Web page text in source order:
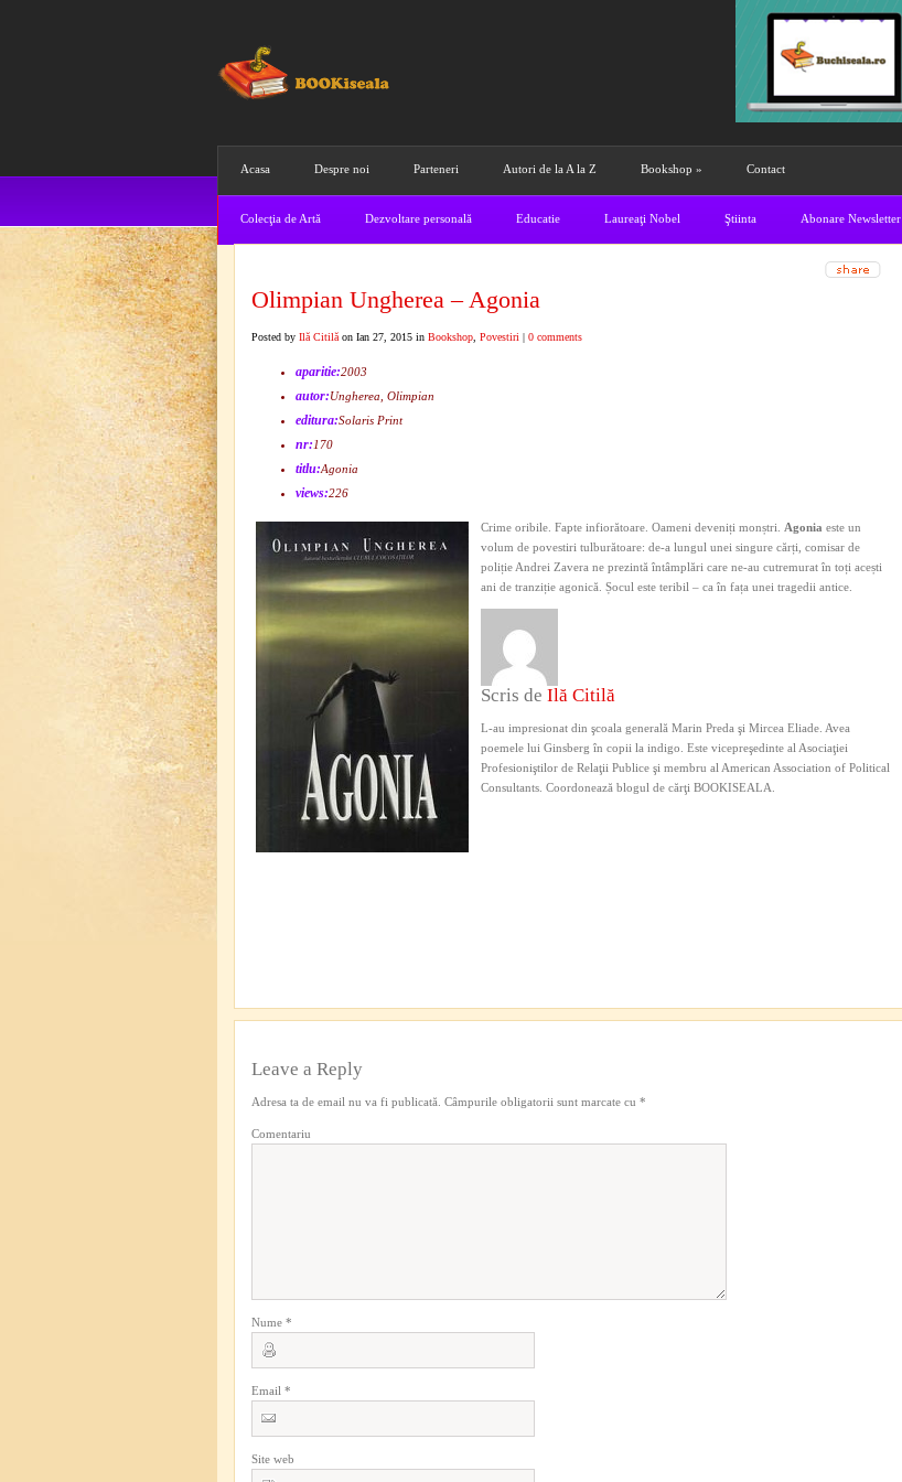
Acasa Despre noi Parteneri Autori de la A la Z Bookshop » Contact
Colecţia de Artă Dezvoltare personală Educatie Laureaţi Nobel Ştiinta Abonare Newsletter
Olimpian Ungherea – Agonia
Posted by Ilă Citilă on Ian 27, 2015 in Bookshop Povestiri | 0 comments
aparitie:2003
autor:Ungherea, Olimpian
editura:Solaris Print
nr:170
titlu:Agonia
views:226
Crime oribile. Fapte infiorătoare. Oameni deveniți monștri. Agonia este un
volum de povestiri tulburătoare: de-a lungul unei singure cărți, comisar de
poliție Andrei Zavera ne prezintă întâmplări care ne-au cutremurat în toți acești
ani de tranziție agonică. Șocul este teribil – ca în fața unei tragedii antice.
Scris de Ilă Citilă
L-au impresionat din şcoala generală Marin Preda şi Mircea Eliade. Avea
poemele lui Ginsberg în copii la indigo. Este vicepreşedinte al Asociaţiei
Profesioniştilor de Relaţii Publice şi membru al American Association of Political
Consultants. Coordonează blogul de cărţi BOOKISEALA.
Leave a Reply
Adresa ta de email nu va fi publicată. Câmpurile obligatorii sunt marcate cu *
Comentariu
Nume *
Email *
Site web